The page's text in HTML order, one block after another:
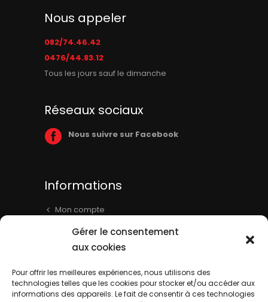
Gérer le consentement
aux cookies
Pour offrir les meilleures expériences, nous utilisons des
technologies telles que les cookies pour stocker et/ou accéder aux
informations des appareils. Le fait de consentir à ces technologies
Nous appeler
082/74.46.42
0476/44.83.12
Tous les jours sauf le dimanche
Réseaux sociaux
Nous suivre sur Facebook
Informations
Mon compte
Panier
Livraison & Informations
Conditions générales